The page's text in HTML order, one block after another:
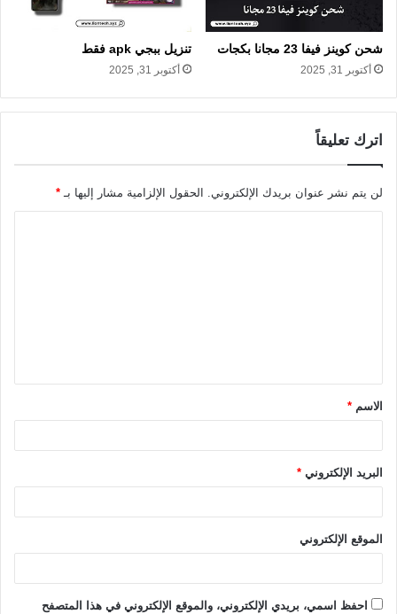
شحن كوينز فيفا 23 مجانا بكجات
أكتوبر 31, 2025
تنزيل ببجي apk فقط
أكتوبر 31, 2025
اترك تعليقاً
لن يتم نشر عنوان بريدك الإلكتروني. الحقول الإلزامية مشار إليها بـ *
ق
*الاسم *
البريد الإلكتروني *
الموقع الإلكتروني
احفظ اسمي، بريدي الإلكتروني، والموقع الإلكتروني في هذا المتصفح